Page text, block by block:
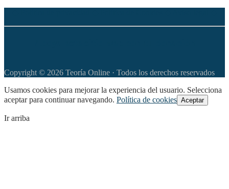
Copyright © 2026 Teoría Online · Todos los derechos reservados
Usamos cookies para mejorar la experiencia del usuario. Selecciona
aceptar para continuar navegando. Política de cookies Aceptar
Ir arriba